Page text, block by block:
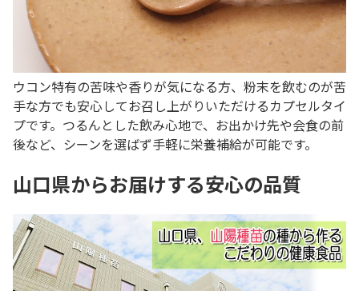
ウコン特有の苦味や香りが気になる方、粉末を飲むのが苦
手な方でも安心してお召し上がりいただけるカプセルタイ
プです。つるんとした飲み心地で、お出かけ先や会食の前
後など、シーンを選ばず手軽に栄養補給が可能です。
山口県からお届けする安心の品質